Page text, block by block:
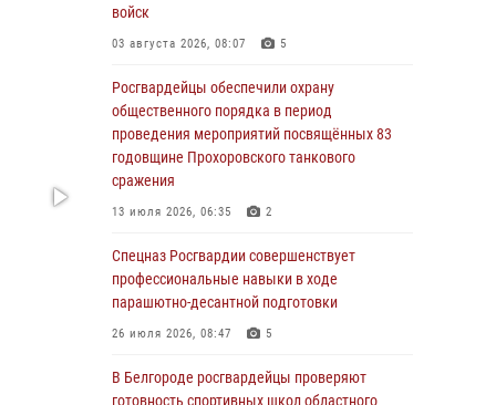
Белгородским радиослушателям рассказали
о роли физической культуры в жизни
07 августа 2026, 06:19
Подвиги героев‑росгвардейцев увековечили
в новой музейной экспозиции белгородского
музея‑диорамы «Курская битва.
Белгородское направление»
В Белгороде росгвардейцы проверяют
готовность спортивных школ областного
центра к новому учебному году
Росгвардия обеспечила общественную
войск
03 августа 2026, 08:07 5
Росгвардейцы обеспечили охрану
общественного порядка в период
проведения мероприятий посвящённых 83
годовщине Прохоровского танкового
сражения
13 июля 2026, 06:35 2
Спецназ Росгвардии совершенствует
профессиональные навыки в ходе
парашютно-десантной подготовки
26 июля 2026, 08:47 5
В Белгороде росгвардейцы проверяют
готовность спортивных школ областного